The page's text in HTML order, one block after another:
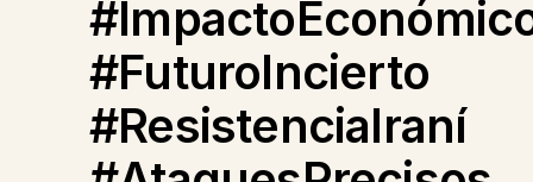
#FuturoIncierto
#ResistenciaIraní